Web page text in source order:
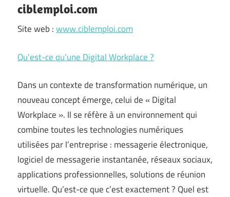
ciblemploi.com
Site web :www.ciblemploi.com
Qu’est-ce qu’une Digital Workplace ?
Dans un contexte de transformation numérique, un
nouveau concept émerge, celui de « Digital
Workplace ». Il se réfère à un environnement qui
combine toutes les technologies numériques
utilisées par l’entreprise : messagerie électronique,
logiciel de messagerie instantanée, réseaux sociaux,
applications professionnelles, solutions de réunion
virtuelle. Qu’est-ce que c’est exactement ? Quel est